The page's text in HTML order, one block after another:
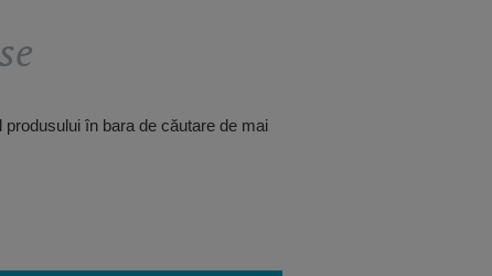
în bara de căutare de mai